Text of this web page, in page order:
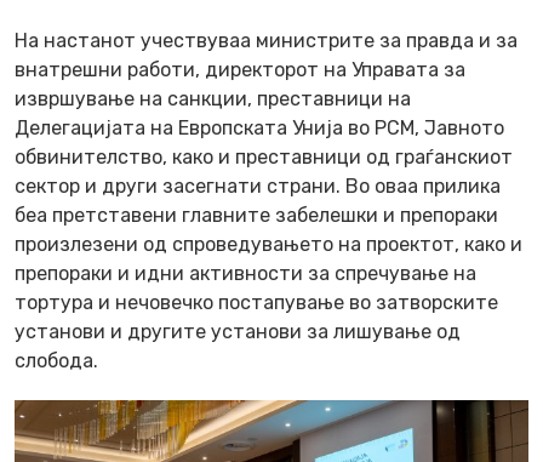
На настанот учествуваа министрите за правда и за
внатрешни работи, директорот на Управата за
извршување на санкции, преставници на
Делегацијата на Европската Унија во РСМ, Јавното
обвинителство, како и преставници од граѓанскиот
сектор и други засегнати страни. Во оваа прилика
беа претставени главните забелешки и препораки
произлезени од спроведувањето на проектот, како и
препораки и идни активности за спречување на
тортура и нечовечко постапување во затворските
установи и другите установи за лишување од
слобода.